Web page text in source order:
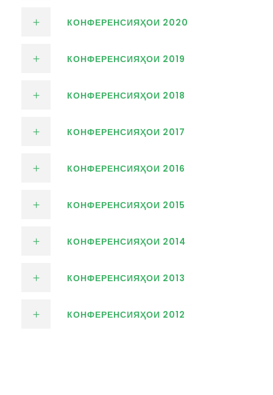
КОНФЕРЕНСИЯҲОИ 2020
КОНФЕРЕНСИЯҲОИ 2019
КОНФЕРЕНСИЯҲОИ 2018
КОНФЕРЕНСИЯҲОИ 2017
КОНФЕРЕНСИЯҲОИ 2016
КОНФЕРЕНСИЯҲОИ 2015
КОНФЕРЕНСИЯҲОИ 2014
КОНФЕРЕНСИЯҲОИ 2013
КОНФЕРЕНСИЯҲОИ 2012